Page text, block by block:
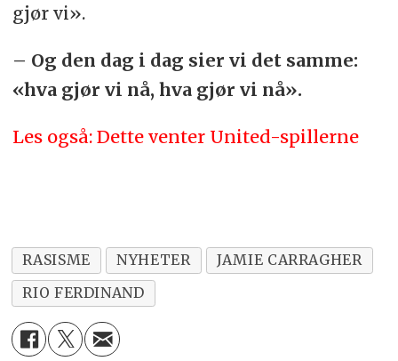
gjør vi».
– Og den dag i dag sier vi det samme:
«hva gjør vi nå, hva gjør vi nå».
Les også: Dette venter United-spillerne
RASISME NYHETER
JAMIE CARRAGHER
RIO FERDINAND